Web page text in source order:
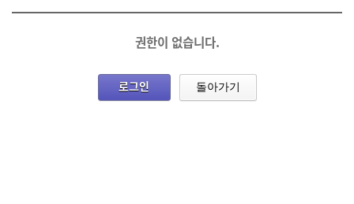
권한이 없습니다.
로그인 돌아가기